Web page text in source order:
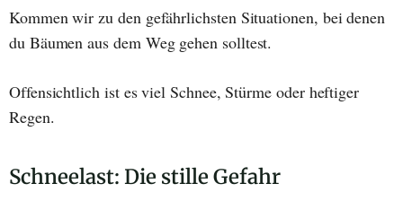
Kommen wir zu den gefährlichsten Situationen, bei denen
du Bäumen aus dem Weg gehen solltest.
Offensichtlich ist es viel Schnee, Stürme oder heftiger
Regen.
Schneelast: Die stille Gefahr